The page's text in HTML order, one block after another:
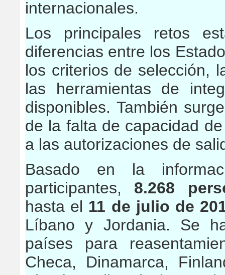
internacionales.
Los principales retos
diferencias entre los
los criterios de selección,
las herramientas de
disponibles. También
de la falta de capacidad
a las autorizaciones de
Basado en la
participantes, 8.268
hasta el 11 de julio de
Líbano y Jordania. Se
países para
Checa, Dinamarca,